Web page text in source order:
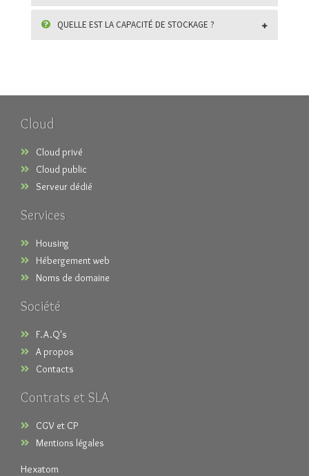
QUELLE EST LA CAPACITÉ DE STOCKAGE ?
Cloud
Cloud privé
Cloud public
Serveur dédié
Services
Housing
Hébergement web
Noms de domaine
Société
F.A.Q's
A propos
Contacts
Contrats et SLA
CGV et CP
Mentions légales
Hexatom